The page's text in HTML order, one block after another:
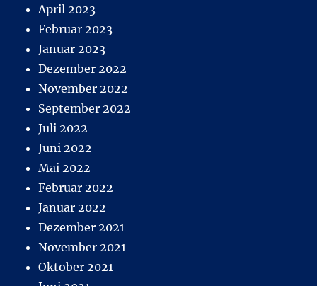
April 2023
Februar 2023
Januar 2023
Dezember 2022
November 2022
September 2022
Juli 2022
Juni 2022
Mai 2022
Februar 2022
Januar 2022
Dezember 2021
November 2021
Oktober 2021